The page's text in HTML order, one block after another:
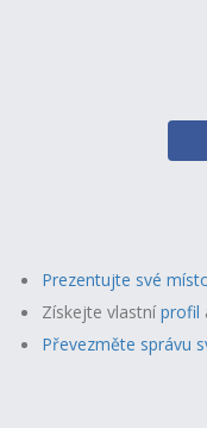
Prezentujte své
Získejte vlastní profil
Převezměte správu